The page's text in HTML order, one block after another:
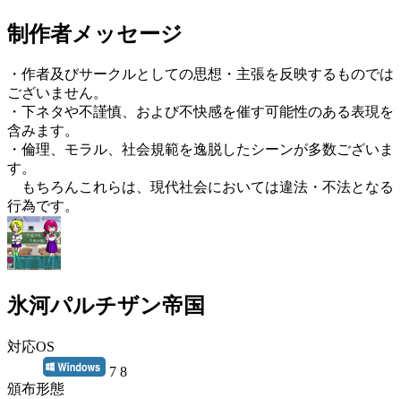
制作者メッセージ
・作者及びサークルとしての思想・主張を反映するものでは
ございません。
・下ネタや不謹慎、および不快感を催す可能性のある表現を
含みます。
・倫理、モラル、社会規範を逸脱したシーンが多数ございま
す。
もちろんこれらは、現代社会においては違法・不法となる
行為です。
氷河パルチザン帝国
対応OS
7 8
頒布形態